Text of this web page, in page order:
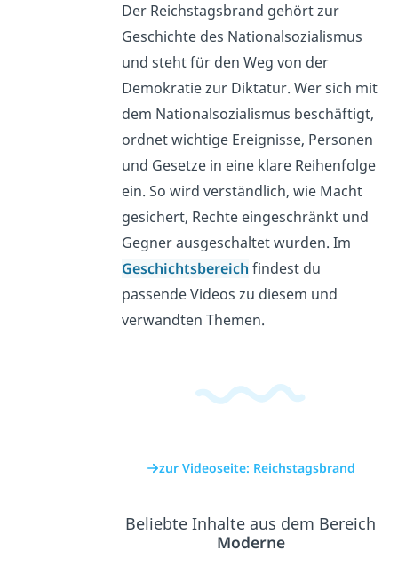
Der Reichstagsbrand gehört zur
Geschichte des Nationalsozialismus
und steht für den Weg von der
Demokratie zur Diktatur. Wer sich mit
dem Nationalsozialismus beschäftigt,
ordnet wichtige Ereignisse, Personen
und Gesetze in eine klare Reihenfolge
ein. So wird verständlich, wie Macht
gesichert, Rechte eingeschränkt und
Gegner ausgeschaltet wurden. Im
Geschichtsbereich findest du
passende Videos zu diesem und
verwandten Themen.
zur Videoseite: Reichstagsbrand
Beliebte Inhalte aus dem Bereich
Moderne